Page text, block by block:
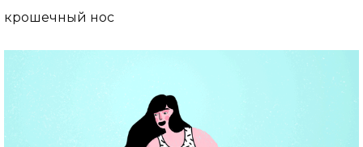
крошечный нос